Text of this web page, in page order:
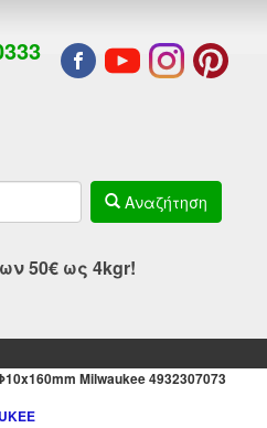
Αναζήτηση
50€ ως 4kgr!
Milwaukee 4932307073